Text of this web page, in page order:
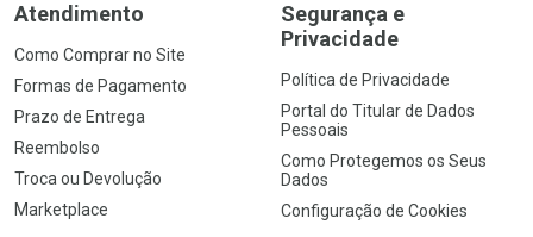
Atendimento
Como Comprar no Site
Formas de Pagamento
Prazo de Entrega
Reembolso
Troca ou Devolução
Marketplace
Segurança e
Privacidade
Política de Privacidade
Portal do Titular de Dados
Pessoais
Como Protegemos os Seus
Dados
Configuração de Cookies